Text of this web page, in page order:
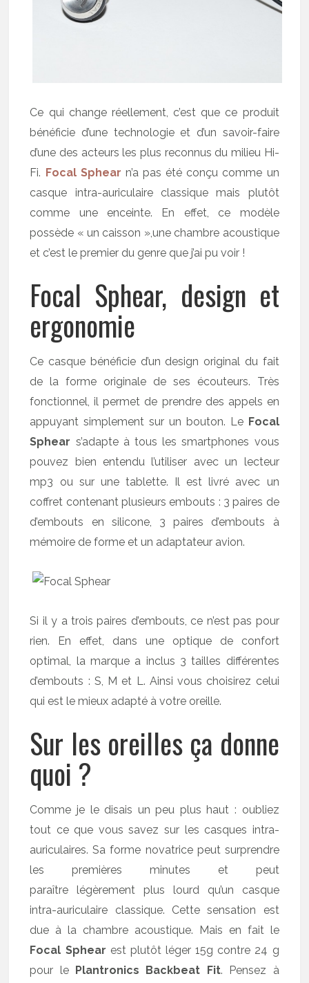
Ce qui change réellement, c’est que ce produit
bénéficie d’une technologie et d’un savoir-faire
d’une des acteurs les plus reconnus du milieu Hi-
Fi. Focal Sphear n’a pas été conçu comme un
casque intra-auriculaire classique mais plutôt
comme une enceinte. En effet, ce modèle
possède « un caisson »,une chambre acoustique
et c’est le premier du genre que j’ai pu voir !
Focal Sphear, design et
ergonomie
Ce casque bénéficie d’un design original du fait
de la forme originale de ses écouteurs. Très
fonctionnel, il permet de prendre des appels en
appuyant simplement sur un bouton. Le Focal
Sphear s’adapte à tous les smartphones vous
pouvez bien entendu l’utiliser avec un lecteur
mp3 ou sur une tablette. Il est livré avec un
coffret contenant plusieurs embouts : 3 paires de
d’embouts en silicone, 3 paires d’embouts à
mémoire de forme et un adaptateur avion.
Si il y a trois paires d’embouts, ce n’est pas pour
rien. En effet, dans une optique de confort
optimal, la marque a inclus 3 tailles différentes
d’embouts : S, M et L. Ainsi vous choisirez celui
qui est le mieux adapté à votre oreille.
Sur les oreilles ça donne
quoi ?
Comme je le disais un peu plus haut : oubliez
tout ce que vous savez sur les casques intra-
auriculaires. Sa forme novatrice peut surprendre
les premières minutes et peut
paraître légèrement plus lourd qu’un casque
intra-auriculaire classique. Cette sensation est
due à la chambre acoustique. Mais en fait le
Focal Sphear est plutôt léger 15g contre 24 g
pour le
Plantronics Backbeat Fit. Pensez à